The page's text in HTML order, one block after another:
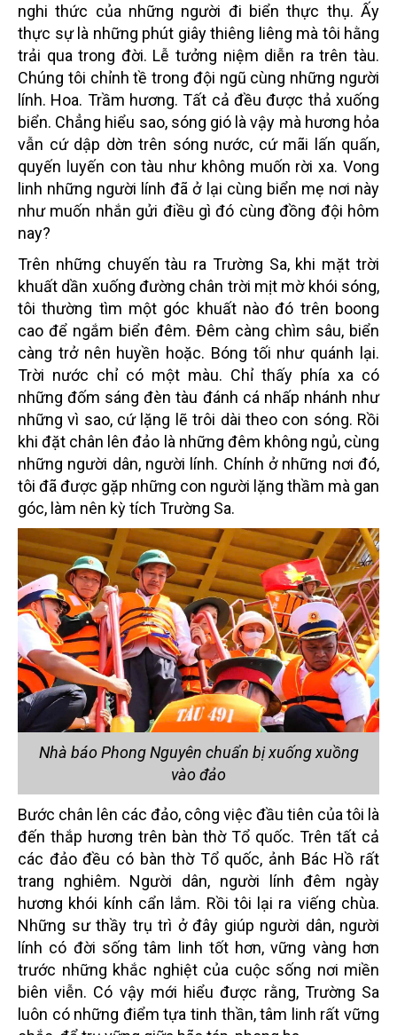
nghi thức của những người đi biển thực thụ. Ấy
thực sự là những phút giây thiêng liêng mà tôi hằng
trải qua trong đời. Lễ tưởng niệm diễn ra trên tàu.
Chúng tôi chỉnh tề trong đội ngũ cùng những người
lính. Hoa. Trầm hương. Tất cả đều được thả xuống
biển. Chẳng hiểu sao, sóng gió là vậy mà hương hỏa
vẫn cứ dập dờn trên sóng nước, cứ mãi lấn quấn,
quyến luyến con tàu như không muốn rời xa. Vong
linh những người lính đã ở lại cùng biển mẹ nơi này
như muốn nhắn gửi điều gì đó cùng đồng đội hôm
nay?
Trên những chuyến tàu ra Trường Sa, khi mặt trời
khuất dần xuống đường chân trời mịt mờ khói sóng,
tôi thường tìm một góc khuất nào đó trên boong
cao để ngắm biển đêm. Đêm càng chìm sâu, biển
càng trở nên huyền hoặc. Bóng tối như quánh lại.
Trời nước chỉ có một màu. Chỉ thấy phía xa có
những đốm sáng đèn tàu đánh cá nhấp nhánh như
những vì sao, cứ lặng lẽ trôi dài theo con sóng. Rồi
khi đặt chân lên đảo là những đêm không ngủ, cùng
những người dân, người lính. Chính ở những nơi đó,
tôi đã được gặp những con người lặng thầm mà gan
góc, làm nên kỳ tích Trường Sa.
Nhà báo Phong Nguyên chuẩn bị xuống xuồng
vào đảo
Bước chân lên các đảo, công việc đầu tiên của tôi là
đến thắp hương trên bàn thờ Tổ quốc. Trên tất cả
các đảo đều có bàn thờ Tổ quốc, ảnh Bác Hồ rất
trang nghiêm. Người dân, người lính đêm ngày
hương khói kính cẩn lắm. Rồi tôi lại ra viếng chùa.
Những sư thầy trụ trì ở đây giúp người dân, người
lính có đời sống tâm linh tốt hơn, vững vàng hơn
trước những khắc nghiệt của cuộc sống nơi miền
biên viễn. Có vậy mới hiểu được rằng, Trường Sa
luôn có những điểm tựa tinh thần, tâm linh rất vững